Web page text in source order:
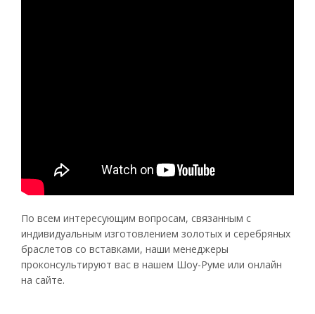
По всем интересующим вопросам, связанным с
индивидуальным изготовлением золотых и серебряных
браслетов со вставками, наши менеджеры
проконсультируют вас в нашем Шоу-Руме или онлайн
на сайте.